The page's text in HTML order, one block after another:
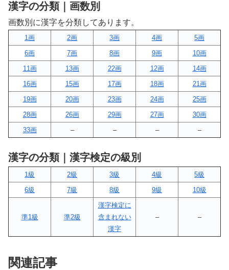
漢字の分類｜画数別
画数別に漢字を分類してあります。
1画 2画 3画 4画
5画
6画
7画 8画 9画
10画
11画
13画 22画 12画
14画
16画
15画 17画 18画
21画
19画
20画 23画 24画
25画
28画
26画 29画 27画
30画
33画
– – – –
漢字の分類｜漢字検定の級別
1級 2級 3級 4級
5級
6級
7級 8級 9級 10級
準1級 準2級
漢字検定に
含まれない
漢字
– –
関連記事